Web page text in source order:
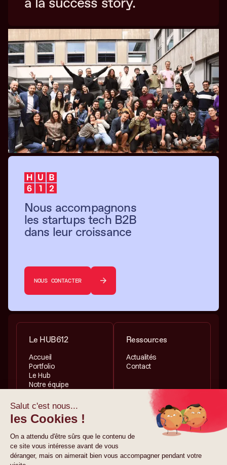
Nous accompagnons
les startups tech B2B
dans leur croissance
NOUS CONTACTER
Le HUB612
Accueil
Portfolio
Le Hub
Notre équipe
Ressources
Actualités
Contact
Services
Investissement
Accélération
Informations légales
Politique de
Politique de cookies